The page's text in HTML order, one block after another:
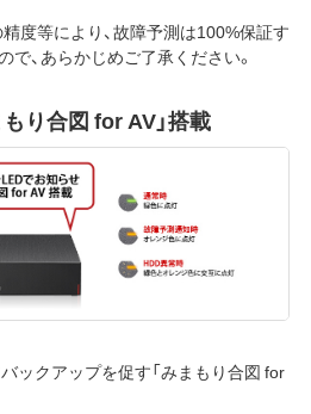
度等により、故障予測は100%保証す
、あらかじめご了承ください。
り合図 for AV」搭載
ックアップを促す「みまもり合図 for